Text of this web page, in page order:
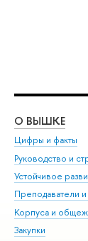
О ВЫШКЕ
Цифры и факты
Руководство и
Устойчивое
Преподаватели и
Корпуса и
Закупки